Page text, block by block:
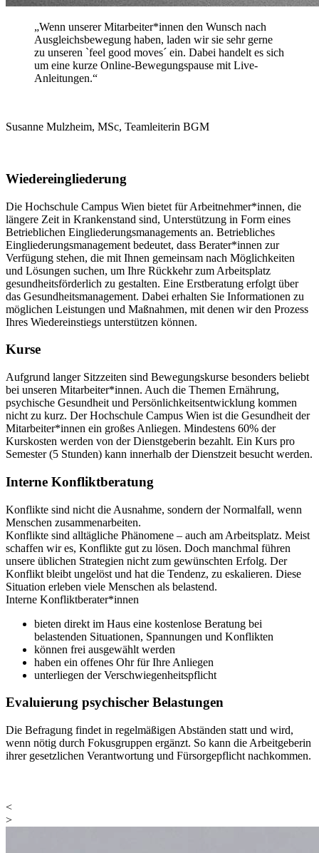
„Wenn unserer Mitarbeiter*innen den Wunsch nach
Ausgleichsbewegung haben, laden wir sie sehr gerne
zu unseren `feel good moves´ ein. Dabei handelt es sich
um eine kurze Online-Bewegungspause mit Live-
Anleitungen.“
Susanne Mulzheim, MSc, Teamleiterin BGM
Wiedereingliederung
Die Hochschule Campus Wien bietet für Arbeitnehmer*innen, die
längere Zeit in Krankenstand sind, Unterstützung in Form eines
Betrieblichen Eingliederungsmanagements an. Betriebliches
Eingliederungsmanagement bedeutet, dass Berater*innen zur
Verfügung stehen, die mit Ihnen gemeinsam nach Möglichkeiten
und Lösungen suchen, um Ihre Rückkehr zum Arbeitsplatz
gesundheitsförderlich zu gestalten. Eine Erstberatung erfolgt über
das Gesundheitsmanagement. Dabei erhalten Sie Informationen zu
möglichen Leistungen und Maßnahmen, mit denen wir den Prozess
Ihres Wiedereinstiegs unterstützen können.
Kurse
Aufgrund langer Sitzzeiten sind Bewegungskurse besonders beliebt
bei unseren Mitarbeiter*innen. Auch die Themen Ernährung,
psychische Gesundheit und Persönlichkeitsentwicklung kommen
nicht zu kurz. Der Hochschule Campus Wien ist die Gesundheit der
Mitarbeiter*innen ein großes Anliegen. Mindestens 60% der
Kurskosten werden von der Dienstgeberin bezahlt. Ein Kurs pro
Semester (5 Stunden) kann innerhalb der Dienstzeit besucht werden.
Interne Konfliktberatung
Konflikte sind nicht die Ausnahme, sondern der Normalfall, wenn
Menschen zusammenarbeiten.
Konflikte sind alltägliche Phänomene – auch am Arbeitsplatz. Meist
schaffen wir es, Konflikte gut zu lösen. Doch manchmal führen
unsere üblichen Strategien nicht zum gewünschten Erfolg. Der
Konflikt bleibt ungelöst und hat die Tendenz, zu eskalieren. Diese
Situation erleben viele Menschen als belastend.
Interne Konfliktberater*innen
bieten direkt im Haus eine kostenlose Beratung bei
belastenden Situationen, Spannungen und Konflikten
können frei ausgewählt werden
haben ein offenes Ohr für Ihre Anliegen
unterliegen der Verschwiegenheitspflicht
Evaluierung psychischer Belastungen
Die Befragung findet in regelmäßigen Abständen statt und wird,
wenn nötig durch Fokusgruppen ergänzt. So kann die Arbeitgeberin
ihrer gesetzlichen Verantwortung und Fürsorgepflicht nachkommen.
<
>